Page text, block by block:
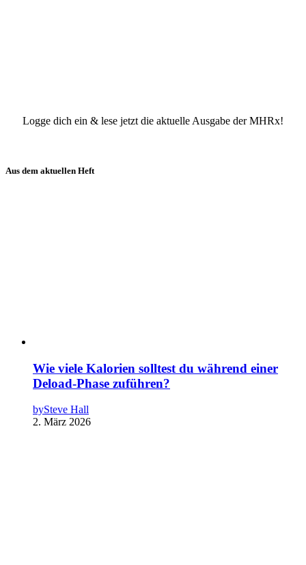
Logge dich ein & lese jetzt die aktuelle Ausgabe der MHRx!
Aus dem aktuellen Heft
Wie viele Kalorien solltest du während einer
Deload-Phase zuführen?
bySteve Hall
2. März 2026